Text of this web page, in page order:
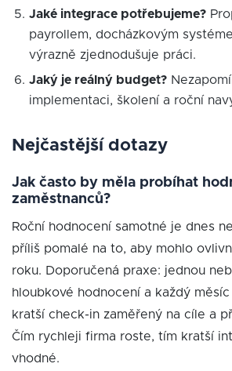
Jaké integrace potřebujeme?
payrollem, docházkovým
výrazně zjednodušuje práci.
Jaký je reálný budget?
implementaci, školení a roční
Nejčastější dotazy
Jak často by měla probíhat
zaměstnanců?
Roční hodnocení samotné je dnes
příliš pomalé na to, aby mohlo
roku. Doporučená praxe: jednou
hloubkové hodnocení a každý
kratší check-in zaměřený na cíle a
Čím rychleji firma roste, tím kratší
vhodné.